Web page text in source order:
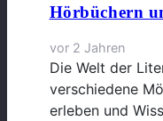
Hörbüchern
vor 2 Jahren
Die Welt der
verschiedene
erleben und